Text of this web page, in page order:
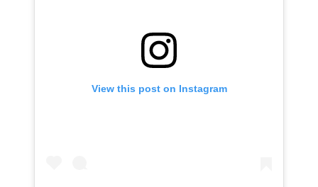
View this post on Instagram